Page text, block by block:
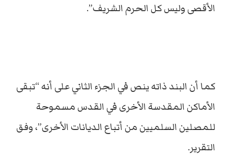
الأقصى وليس كل الحرم الشريف”.
كما أن البند ذاته ينص في الجزء الثاني على أنه “تبقى
الأماكن المقدسة الأخرى في القدس مسموحة
للمصلين السلميين من أتباع الديانات الأخرى”، وفق
التقرير.